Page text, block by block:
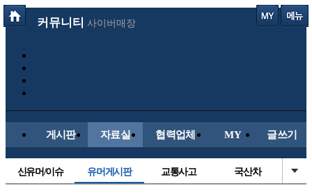
커뮤니티 사이버매장
게시판 자료실 협력업체 MY 글쓰기
신유머/이슈 유머게시판 교통사고 국산차